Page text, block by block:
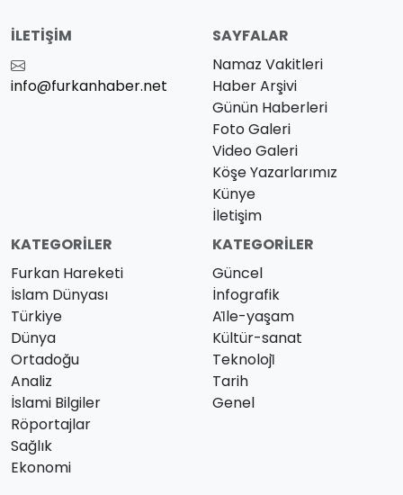
İLETIŞIM
info@furkanhaber.net
SAYFALAR
Namaz Vakitleri
Haber Arşivi
Günün Haberleri
Foto Galeri
Video Galeri
Köşe Yazarlarımız
Künye
İletişim
KATEGORILER
Furkan Hareketi
İslam Dünyası
Türkiye
Dünya
Ortadoğu
Analiz
İslami Bilgiler
Röportajlar
Sağlık
Ekonomi
KATEGORILER
Güncel
İnfografik
Ai̇le-yaşam
Kültür-sanat
Teknoloji̇
Tarih
Genel